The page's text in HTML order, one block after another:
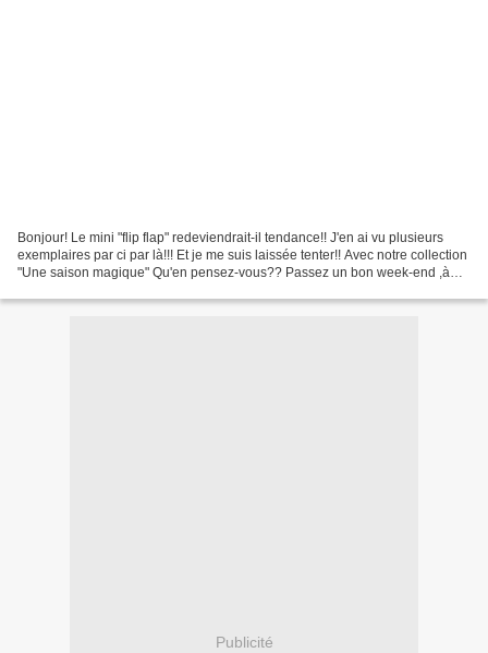
Bonjour! Le mini "flip flap" redeviendrait-il tendance!! J'en ai vu plusieurs
exemplaires par ci par là!!! Et je me suis laissée tenter!! Avec notre collection
"Une saison magique" Qu'en pensez-vous?? Passez un bon week-end ,à
Publicité